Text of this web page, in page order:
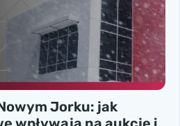
Jorku: jak